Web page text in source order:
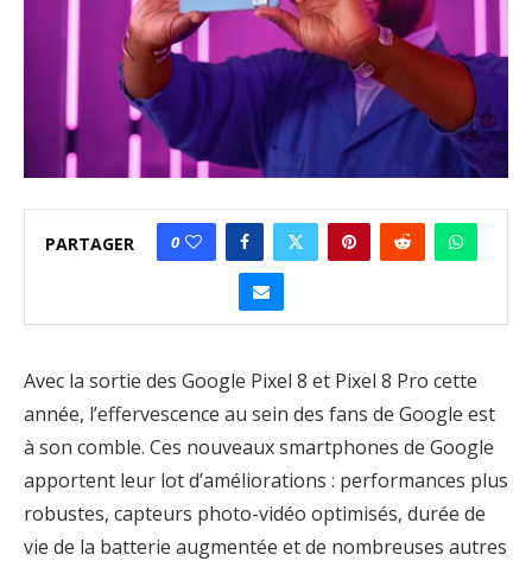
PARTAGER 0
Avec la sortie des Google Pixel 8 et Pixel 8 Pro cette
année, l’effervescence au sein des fans de Google est
à son comble. Ces nouveaux smartphones de Google
apportent leur lot d’améliorations : performances plus
robustes, capteurs photo-vidéo optimisés, durée de
vie de la batterie augmentée et de nombreuses autres